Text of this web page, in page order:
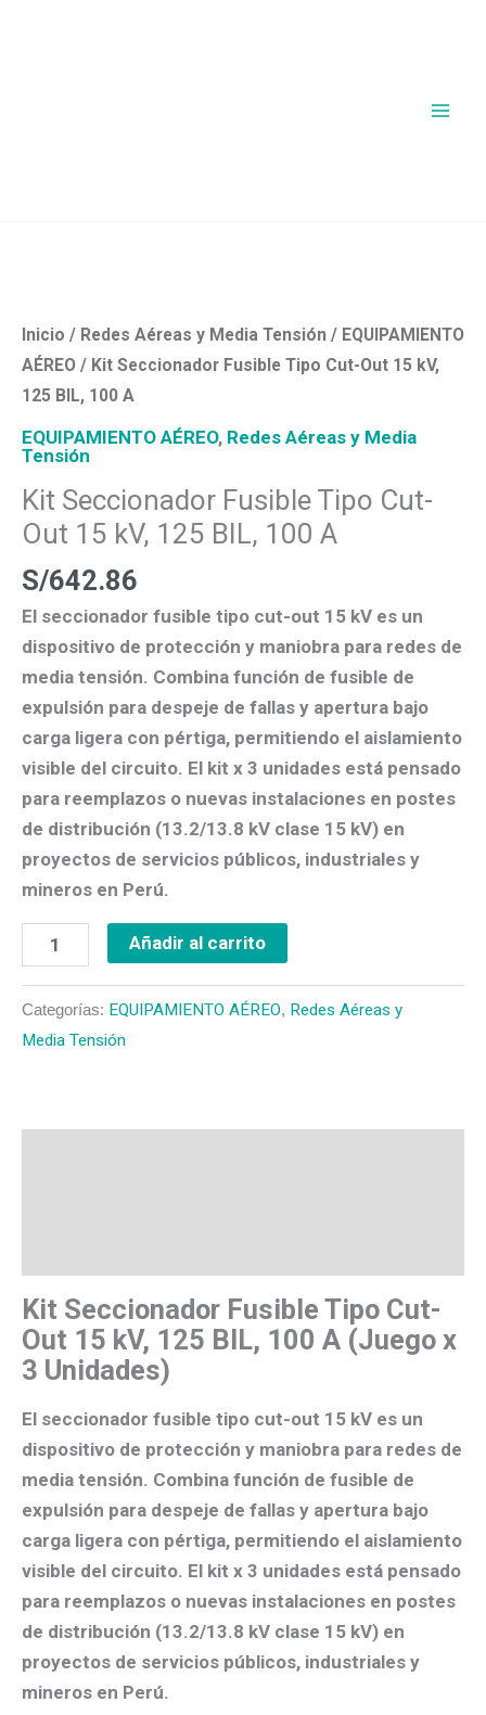
Inicio / Redes Aéreas y Media Tensión / EQUIPAMIENTO
AÉREO / Kit Seccionador Fusible Tipo Cut-Out 15 kV,
125 BIL, 100 A
EQUIPAMIENTO AÉREO, Redes Aéreas y Media
Tensión
Kit Seccionador Fusible Tipo Cut-
Out 15 kV, 125 BIL, 100 A
S/642.86
El seccionador fusible tipo cut-out 15 kV es un
dispositivo de protección y maniobra para redes de
media tensión. Combina función de fusible de
expulsión para despeje de fallas y apertura bajo
carga ligera con pértiga, permitiendo el aislamiento
visible del circuito. El kit x 3 unidades está pensado
para reemplazos o nuevas instalaciones en postes
de distribución (13.2/13.8 kV clase 15 kV) en
proyectos de servicios públicos, industriales y
mineros en Perú.
Tipo
Cut-
Out
kV,
BIL,
100
A
Añadir al carrito
Categorías: EQUIPAMIENTO AÉREO, Redes Aéreas y
Media Tensión
Kit Seccionador Fusible Tipo Cut-
Out 15 kV, 125 BIL, 100 A (Juego x
3 Unidades)
El seccionador fusible tipo cut-out 15 kV es un
dispositivo de protección y maniobra para redes de
media tensión. Combina función de fusible de
expulsión para despeje de fallas y apertura bajo
carga ligera con pértiga, permitiendo el aislamiento
visible del circuito. El kit x 3 unidades está pensado
para reemplazos o nuevas instalaciones en postes
de distribución (13.2/13.8 kV clase 15 kV) en
proyectos de servicios públicos, industriales y
mineros en Perú.